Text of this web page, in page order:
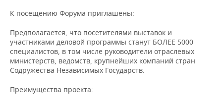
ONLINE-КОНФЕРЕНЦИИ
ОТКРЫТАЯ ЛЕКЦИЯ
ХОККЕЙ
БАСКЕТБОЛ
ВОЛЕЙБОЛ
ВЛАСТЬ
ИНФРАСТРУКТУРА
ИСТОРИЯ
СЮЖЕТЫ
СПРАВОЧНИК
СПИСОК ПЕРСОН
ПОЛНАЯ ВЕРСИЯ
К посещению Форума приглашены:
Предполагается, что посетителями выставок и
участниками деловой программы станут БОЛЕЕ 5000
специалистов, в том числе руководители отраслевых
министерств, ведомств, крупнейших компаний стран
Содружества Независимых Государств.
Преимущества проекта: